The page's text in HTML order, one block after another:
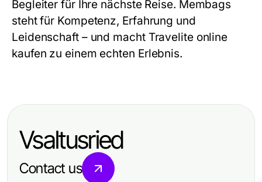
Begleiter für Ihre nächste Reise. Membags
steht für Kompetenz, Erfahrung und
Leidenschaft – und macht Travelite online
kaufen zu einem echten Erlebnis.
Vsaltusried
Contact us